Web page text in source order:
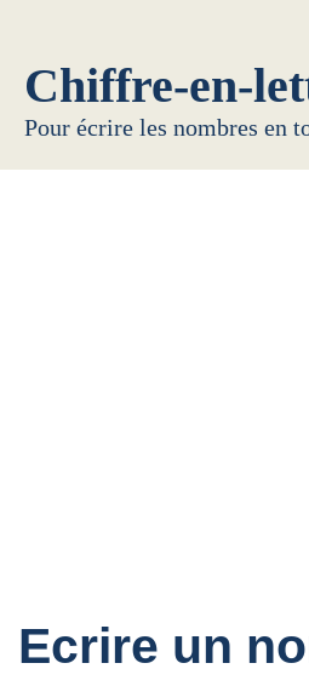
Chiffre-en-
Pour écrire les nombres en
Ecrire un